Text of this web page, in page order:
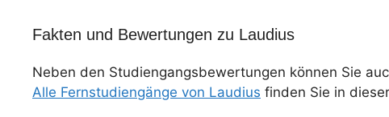
Fakten und Bewertungen zu Laudius
Neben den Studiengangsbewertungen können Sie
Alle Fernstudiengänge von Laudius finden Sie in